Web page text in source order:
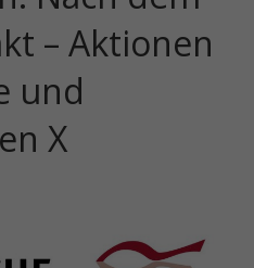
– Aktionen
und
X